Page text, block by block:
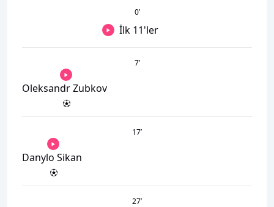
0’
İlk 11'ler
7’
Oleksandr Zubkov
17’
Danylo Sikan
27’